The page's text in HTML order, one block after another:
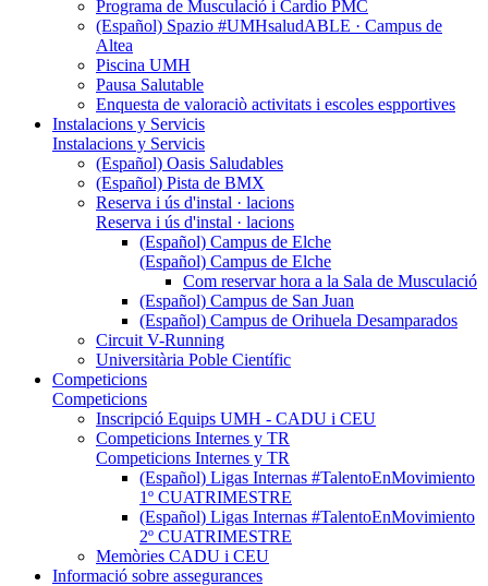
Programa de Musculació i Cardio PMC
(Español) Spazio #UMHsaludABLE · Campus de
Altea
Piscina UMH
Pausa Salutable
Enquesta de valoraciò activitats i escoles espportives
Instalacions y Servicis
Instalacions y Servicis
(Español) Oasis Saludables
(Español) Pista de BMX
Reserva i ús d'instal · lacions
Reserva i ús d'instal · lacions
(Español) Campus de Elche
(Español) Campus de Elche
Com reservar hora a la Sala de Musculació
(Español) Campus de San Juan
(Español) Campus de Orihuela Desamparados
Circuit V-Running
Universitària Poble Científic
Competicions
Competicions
Inscripció Equips UMH - CADU i CEU
Competicions Internes y TR
Competicions Internes y TR
(Español) Ligas Internas #TalentoEnMovimiento
1º CUATRIMESTRE
(Español) Ligas Internas #TalentoEnMovimiento
2º CUATRIMESTRE
Memòries CADU i CEU
Informació sobre assegurances